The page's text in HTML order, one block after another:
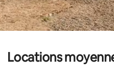
Locations